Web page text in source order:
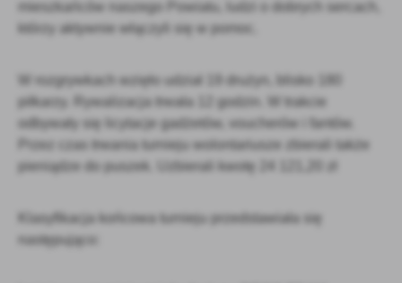
Firmy te działają w charakterze pośredników prezentujących nasze
treści w postaci wiadomości, ofert, komunikatów mediów
mieszkańców naszego Powiatu, ludzi o dobrych sercach,
którzy aktywnie włączyli się w pomoc.
W rozgrywkach wzięło udział 19 drużyn, blisko 180
piłkarzy. Rywalizacja trwała 12 godzin. W trakcie
odbywały się licytacje gadżetów, voucherów i fantów.
Przez czas trwania turnieju wolontariusze zbierali także
pieniądze do puszek. Uzbierali kwotę 24 121,20 zł
Klasyfikacja końcowa turnieju przedstawiała się
następująco: